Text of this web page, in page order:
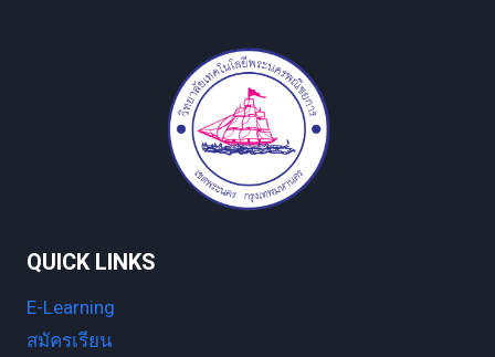
QUICK LINKS
E-Learning
สมัครเรียน